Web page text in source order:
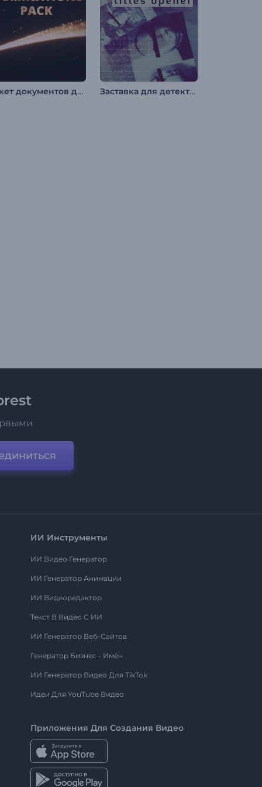
Пакет документов для номинации на премию Заставка для детективных фильмов
ИИ Инструменты
ИИ Видео Генератор
ИИ Генератор Анимации
ИИ Видеоредактор
Текст В Видео С ИИ
ИИ Генератор Веб-Сайтов
Генератор Бизнес - Имён
ИИ Генератор Видео Для TikTok
Идеи Для YouTube Видео
Приложения Для Создания Видео